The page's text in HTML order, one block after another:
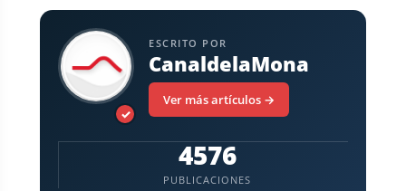
✓
ESCRITO POR
CanaldelaMona
Ver más artículos →
4576
PUBLICACIONES